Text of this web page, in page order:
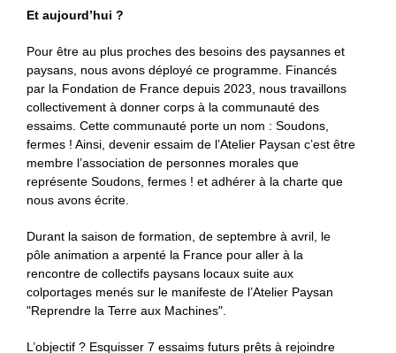
Et aujourd’hui ?
Pour être au plus proches des besoins des paysannes et
paysans, nous avons déployé ce programme. Financés
par la Fondation de France depuis 2023, nous travaillons
collectivement à donner corps à la communauté des
essaims. Cette communauté porte un nom : Soudons,
fermes ! Ainsi, devenir essaim de l’Atelier Paysan c’est être
membre l’association de personnes morales que
représente Soudons, fermes ! et adhérer à la charte que
nous avons écrite.
Durant la saison de formation, de septembre à avril, le
pôle animation a arpenté la France pour aller à la
rencontre de collectifs paysans locaux suite aux
colportages menés sur le manifeste de l’Atelier Paysan
"Reprendre la Terre aux Machines".
L’objectif ? Esquisser 7 essaims futurs prêts à rejoindre